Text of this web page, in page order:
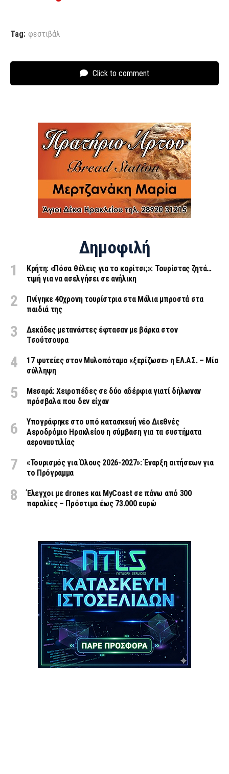
Tag: φεστιβάλ
Click to comment
Δημοφιλή
Κρήτη: «Πόσα θέλεις για το κορίτσι;»: Τουρίστας ζητά…
τιμή για να ασελγήσει σε ανήλικη
Πνίγηκε 40χρονη τουρίστρια στα Μάλια μπροστά στα
παιδιά της
Δεκάδες μετανάστες έφτασαν με βάρκα στον
Τσούτσουρα
17 φυτείες στον Μυλοπόταμο «ξερίζωσε» η ΕΛ.ΑΣ. – Μία
σύλληψη
Μεσαρά: Χειροπέδες σε δύο αδέρφια γιατί δήλωναν
πρόσβαλα που δεν είχαν
Υπογράφηκε στο υπό κατασκευή νέο Διεθνές
Αεροδρόμιο Ηρακλείου η σύμβαση για τα συστήματα
αεροναυτιλίας
«Τουρισμός για Όλους 2026-2027»: Έναρξη αιτήσεων για
το Πρόγραμμα
Έλεγχοι με drones και MyCoast σε πάνω από 300
παραλίες – Πρόστιμα έως 73.000 ευρώ